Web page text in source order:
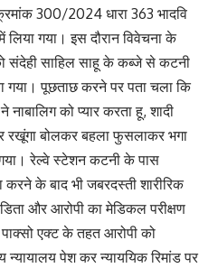
300/2024 धारा 363 भादवि
लिया गया। इस दौरान विवेचना के
संदेही साहिल साहू के कब्जे से कटनी
गया। पूछताछ करने पर पता चला कि
नाबालिग को प्यार करता हू, शादी
रखूंगा बोलकर बहला फुसलाकर भगा
रेल्वे स्टेशन कटनी के पास
के बाद भी जबरदस्ती शारीरिक
और आरोपी का मेडिकल परीक्षण
एक्ट के तहत आरोपी को
न्यायालय पेश कर न्याययिक रिमांड पर